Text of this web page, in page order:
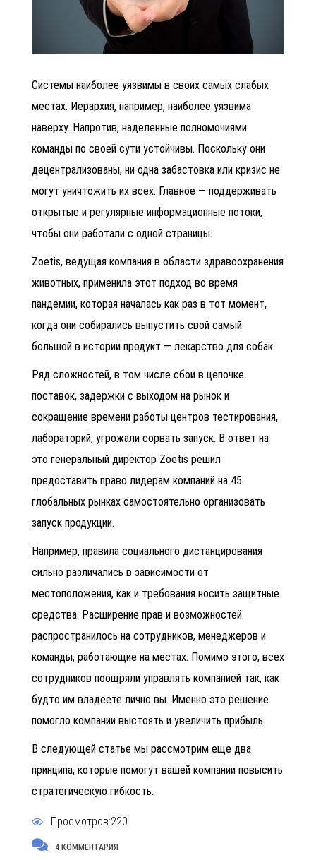
Системы наиболее уязвимы в своих самых слабых
местах. Иерархия, например, наиболее уязвима
наверху. Напротив, наделенные полномочиями
команды по своей сути устойчивы. Поскольку они
децентрализованы, ни одна забастовка или кризис не
могут уничтожить их всех. Главное — поддерживать
открытые и регулярные информационные потоки,
чтобы они работали с одной страницы.
Zoetis, ведущая компания в области здравоохранения
животных, применила этот подход во время
пандемии, которая началась как раз в тот момент,
когда они собирались выпустить свой самый
большой в истории продукт — лекарство для собак.
Ряд сложностей, в том числе сбои в цепочке
поставок, задержки с выходом на рынок и
сокращение времени работы центров тестирования,
лабораторий, угрожали сорвать запуск. В ответ на
это генеральный директор Zoetis решил
предоставить право лидерам компаний на 45
глобальных рынках самостоятельно организовать
запуск продукции.
Например, правила социального дистанцирования
сильно различались в зависимости от
местоположения, как и требования носить защитные
средства. Расширение прав и возможностей
распространилось на сотрудников, менеджеров и
команды, работающие на местах. Помимо этого, всех
сотрудников поощряли управлять компанией так, как
будто им владеете лично вы. Именно это решение
помогло компании выстоять и увеличить прибыль.
В следующей статье мы рассмотрим еще два
принципа, которые помогут вашей компании повысить
стратегическую гибкость.
Просмотров:220
4 КОММЕНТАРИЯ